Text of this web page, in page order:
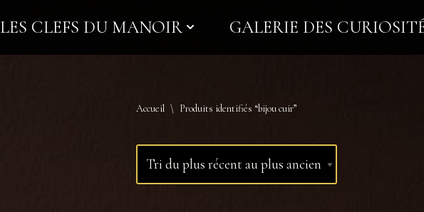
LES CLEFS DU MANOIR GALERIE DES
Accueil \ Produits identifiés “bijou cuir”